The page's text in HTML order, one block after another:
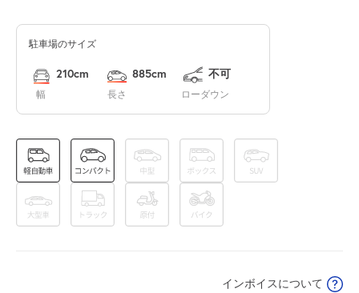
8月14日 (金) ¥750
8月15日 (土) ¥800
空き1
8月16日 (日)
8:00～24:00
¥800
8:00～24:00
駐車場のサイズ
幅
210cm
長さ
885cm
ローダウン
不可
インボイスについて